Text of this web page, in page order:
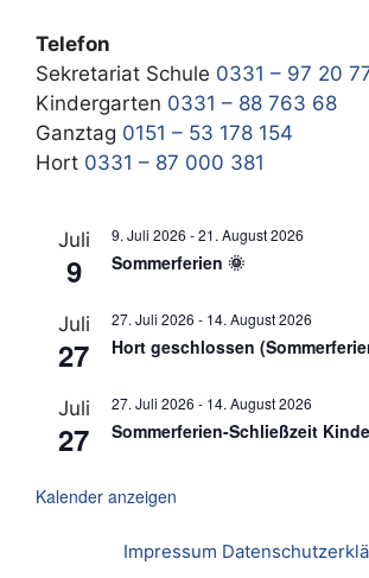
Telefon
Sekretariat Schule 0331 – 97 20
Kindergarten 0331 – 88 763 68
Ganztag 0151 – 53 178 154
Hort 0331 – 87 000 381
Juli
9
9. Juli 2026 -21. August 2026
Sommerferien 🌞
Juli
27
27. Juli 2026 - 14. August 2026
Hort geschlossen
Juli
27
27. Juli 2026 - 14. August 2026
Sommerferien-Schließzeit
Kalender anzeigen
Impressum